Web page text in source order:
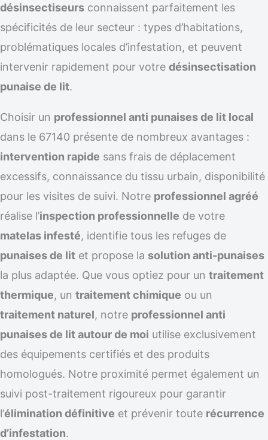
désinsectiseurs connaissent parfaitement les
spécificités de leur secteur : types d’habitations,
problématiques locales d’infestation, et peuvent
intervenir rapidement pour votre désinsectisation
punaise de lit.
Choisir un professionnel anti punaises de lit local
dans le 67140 présente de nombreux avantages :
intervention rapide sans frais de déplacement
excessifs, connaissance du tissu urbain, disponibilité
pour les visites de suivi. Notre professionnel agréé
réalise l’inspection professionnelle de votre
matelas infesté, identifie tous les refuges de
punaises de lit et propose la solution anti-punaises
la plus adaptée. Que vous optiez pour un traitement
thermique, un traitement chimique ou un
traitement naturel, notre professionnel anti
punaises de lit autour de moi utilise exclusivement
des équipements certifiés et des produits
homologués. Notre proximité permet également un
suivi post-traitement rigoureux pour garantir
l’élimination définitive et prévenir toute récurrence
d’infestation.